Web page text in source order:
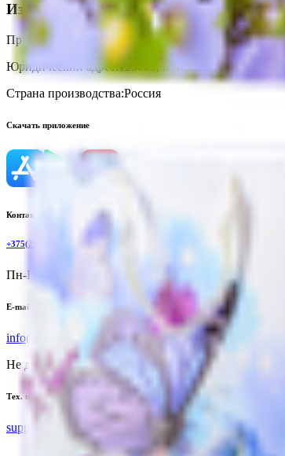
Изготовитель
Производитель:
Арт и Дизайн
Юридический адрес:125009, г. Москва, Малый
Страна производства:Россия
Скачать приложение
Контактный телефон
+375(29)6875999
Пн-Пт: 8:00 - 17:00
E-mail
info@yoda.by
Не для электронных обращений
Тех. поддержка
support@yoda.by